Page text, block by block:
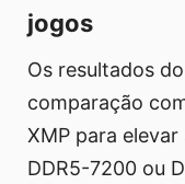
jogos
Os resultados
comparação
XMP para
DDR5-7200 ou